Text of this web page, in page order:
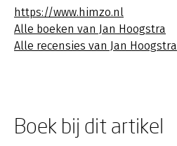
https://www.himzo.nl
Alle boeken van Jan Hoogstra
Alle recensies van Jan Hoogstra
Boek bij dit artikel